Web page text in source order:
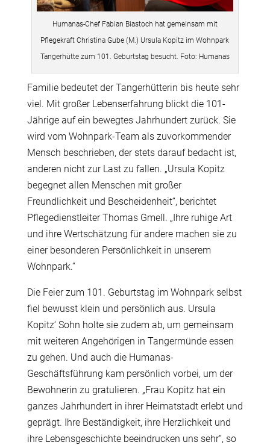
Humanas-Chef Fabian Biastoch hat gemeinsam mit
Pflegekraft Christina Gube (M.) Ursula Kopitz im Wohnpark
Tangerhütte zum 101. Geburtstag besucht. Foto: Humanas
Familie bedeutet der Tangerhütterin bis heute sehr
viel. Mit großer Lebenserfahrung blickt die 101-
Jährige auf ein bewegtes Jahrhundert zurück. Sie
wird vom Wohnpark-Team als zuvorkommender
Mensch beschrieben, der stets darauf bedacht ist,
anderen nicht zur Last zu fallen. „Ursula Kopitz
begegnet allen Menschen mit großer
Freundlichkeit und Bescheidenheit“, berichtet
Pflegedienstleiter Thomas Gmell. „Ihre ruhige Art
und ihre Wertschätzung für andere machen sie zu
einer besonderen Persönlichkeit in unserem
Wohnpark.“
Die Feier zum 101. Geburtstag im Wohnpark selbst
fiel bewusst klein und persönlich aus. Ursula
Kopitz‘ Sohn holte sie zudem ab, um gemeinsam
mit weiteren Angehörigen in Tangermünde essen
zu gehen. Und auch die Humanas-
Geschäftsführung kam persönlich vorbei, um der
Bewohnerin zu gratulieren. „Frau Kopitz hat ein
ganzes Jahrhundert in ihrer Heimatstadt erlebt und
geprägt. Ihre Beständigkeit, ihre Herzlichkeit und
ihre Lebensgeschichte beeindrucken uns sehr“, so